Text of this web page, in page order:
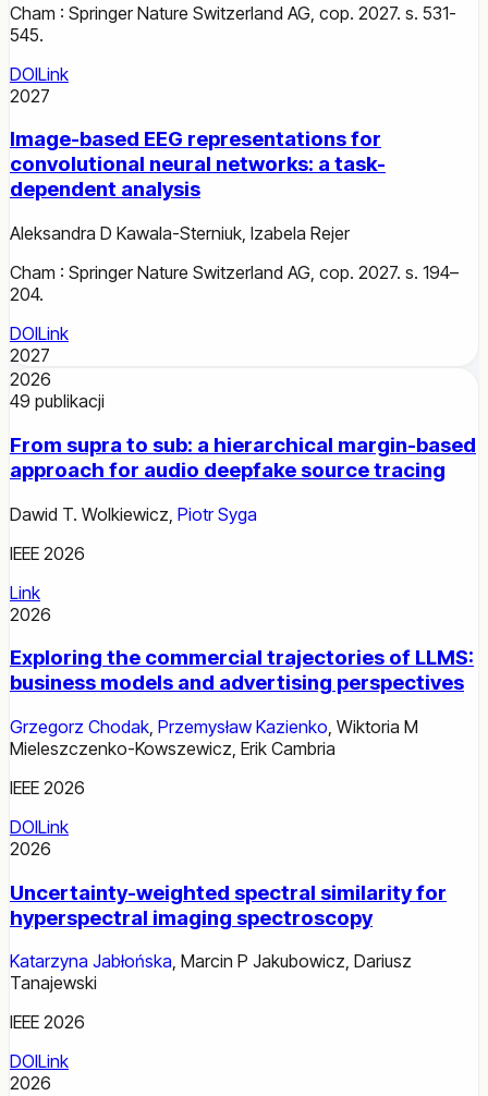
Cham : Springer Nature Switzerland AG, cop. 2027. s. 531-
545.
DOILink
2027
Image-based EEG representations for
convolutional neural networks: a task-
dependent analysis
Aleksandra D Kawala-Sterniuk, Izabela Rejer
Cham : Springer Nature Switzerland AG, cop. 2027. s. 194–
204.
DOILink
2027
2026
49 publikacji
From supra to sub: a hierarchical margin-based
approach for audio deepfake source tracing
Dawid T. Wolkiewicz Piotr Syga
IEEE 2026
Link
2026
Exploring the commercial trajectories of LLMS:
business models and advertising perspectives
Grzegorz Chodak, Przemysław Kazienko, Wiktoria M
Mieleszczenko-Kowszewicz, Erik Cambria
IEEE 2026
DOILink
2026
Uncertainty-weighted spectral similarity for
hyperspectral imaging spectroscopy
Katarzyna Jabłońska, Marcin P Jakubowicz, Dariusz
Tanajewski
IEEE 2026
DOILink
2026